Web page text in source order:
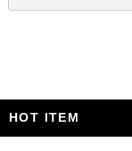
HOT ITEM